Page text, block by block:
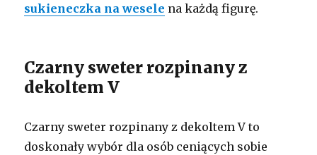
sukieneczka na wesele na każdą figurę.
Czarny sweter rozpinany z
dekoltem V
Czarny sweter rozpinany z dekoltem V to
doskonały wybór dla osób ceniących sobie